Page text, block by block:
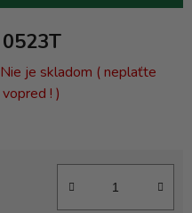
0523T
Nie je skladom ( neplaťte
vopred ! )